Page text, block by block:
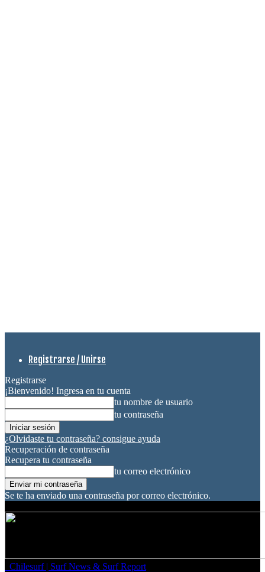
Registrarse / Unirse
Registrarse
¡Bienvenido! Ingresa en tu cuenta
tu nombre de usuario
tu contraseña
¿Olvidaste tu contraseña? consigue ayuda
Recuperación de contraseña
Recupera tu contraseña
tu correo electrónico
Se te ha enviado una contraseña por correo electrónico.
Chilesurf | Surf News & Surf Report